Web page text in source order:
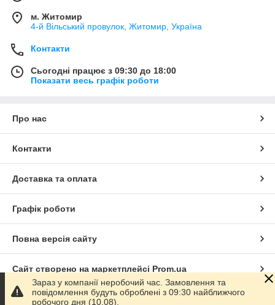
м. Житомир
4-й Вільський провулок, Житомир, Україна
Контакти
Сьогодні працює з 09:30 до 18:00
Показати весь графік роботи
Про нас
Контакти
Доставка та оплата
Графік роботи
Повна версія сайту
Сайт створено на маркетплейсі Prom.ua
Політика конфіденційності
Зараз у компанії неробочий час. Замовлення та
повідомлення будуть оброблені з 09:30 найближчого
робочого дня (10.08).